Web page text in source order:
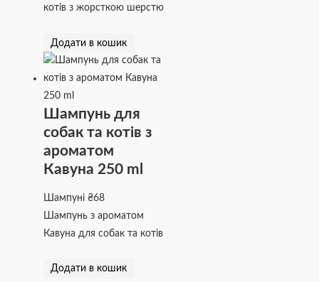
котів з жорсткою шерстю
Додати в кошик
Шампунь для
собак та котів з
ароматом
Кавуна 250 ml
Шампуні₴68
Шампунь з ароматом
Кавуна для собак та котів
Додати в кошик